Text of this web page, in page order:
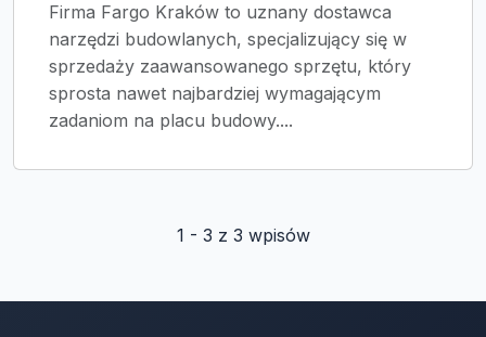
Firma Fargo Kraków to uznany dostawca
narzędzi budowlanych, specjalizujący się w
sprzedaży zaawansowanego sprzętu, który
sprosta nawet najbardziej wymagającym
zadaniom na placu budowy....
1 - 3 z 3 wpisów